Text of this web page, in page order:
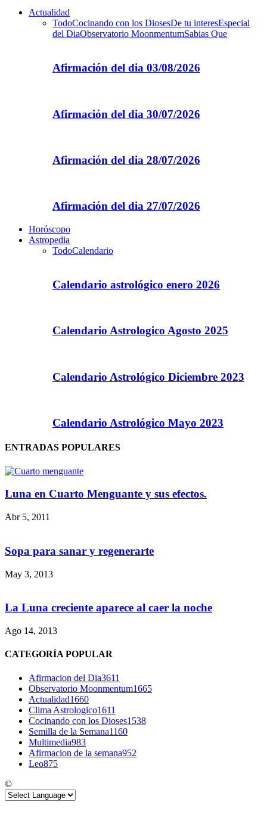
Actualidad
TodoCocinando con los DiosesDe tu interesEspecial
del DiaObservatorio MoonmentumSabias Que
Afirmación del dia 03/08/2026
Afirmación del dia 30/07/2026
Afirmación del dia 28/07/2026
Afirmación del dia 27/07/2026
Horóscopo
Astropedia
TodoCalendario
Calendario astrológico enero 2026
Calendario Astrologico Agosto 2025
Calendario Astrológico Diciembre 2023
Calendario Astrológico Mayo 2023
ENTRADAS POPULARES
Luna en Cuarto Menguante y sus efectos.
Abr 5, 2011
Sopa para sanar y regenerarte
May 3, 2013
La Luna creciente aparece al caer la noche
Ago 14, 2013
CATEGORÍA POPULAR
Afirmacion del Dia3611
Observatorio Moonmentum1665
Actualidad1660
Clima Astrologico1611
Cocinando con los Dioses1538
Semilla de la Semana1160
Multimedia983
Afirmacion de la semana952
Leo875
©